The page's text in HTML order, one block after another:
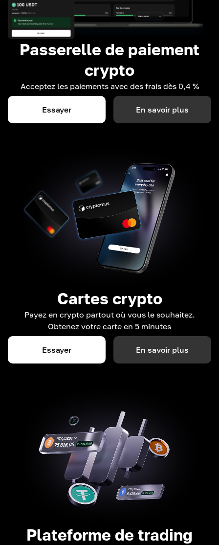
Passerelle de paiement
crypto
Acceptez les paiements avec des frais dès 0,4 %
Essayer En savoir plus
Cartes crypto
Payez en crypto partout où vous le souhaitez.
Obtenez votre carte en 5 minutes
Essayer En savoir plus
Plateforme de trading